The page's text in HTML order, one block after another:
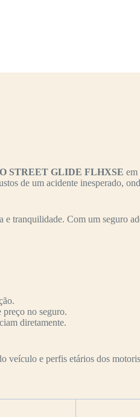
STREET GLIDE FLHXSE em
de um acidente inesperado,
tranquilidade. Com um seguro
no seguro.
diretamente.
veículo e perfis etários dos